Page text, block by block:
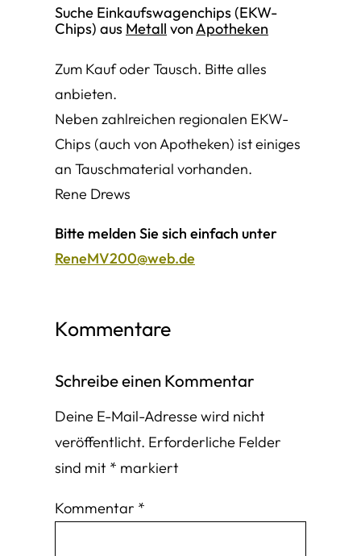
Suche Einkaufswagenchips (EKW-
Chips) aus Metall von Apotheken
Zum Kauf oder Tausch. Bitte alles
anbieten.
Neben zahlreichen regionalen EKW-
Chips (auch von Apotheken) ist einiges
an Tauschmaterial vorhanden.
Rene Drews
Bitte melden Sie sich einfach unter
ReneMV200@web.de
Kommentare
Schreibe einen Kommentar
Deine E-Mail-Adresse wird nicht
veröffentlicht. Erforderliche Felder
sind mit * markiert
Kommentar *